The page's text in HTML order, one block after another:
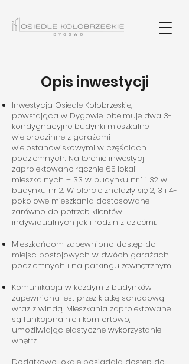
Opis inwestycji
Inwestycja Osiedle Kołobrzeskie,
powstająca w Dygowie, obejmuje dwa 3-
kondygnacyjne budynki mieszkalne
wielorodzinne z garażami
wielostanowiskowymi w częściach
podziemnych. Na terenie inwestycji
zaprojektowano łącznie 65 lokali
mieszkalnych – 33 w budynku nr 1 i 32 w
budynku nr 2. W ofercie znalazły się 2, 3 i 4-
pokojowe mieszkania dostosowane
zarówno do potrzeb klientów
indywidualnych jak i rodzin z dziećmi.
Mieszkańcom zapewniono dostęp do
miejsc postojowych w dwóch garażach
podziemnych i na parkingu zewnętrznym.
Komunikacja w każdym z budynków
zapewniona jest przez klatkę schodową
wraz z windą. Mieszkania zaprojektowane
są funkcjonalnie i komfortowo,
umożliwiając elastyczne wykorzystanie
wnętrz.